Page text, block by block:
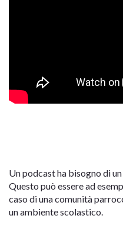
Un podcast ha bisogno di
Questo può essere ad
caso di una comunità
un ambiente scolastico.